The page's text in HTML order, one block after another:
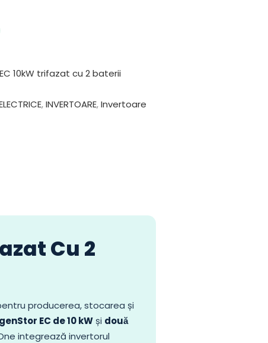
10kW trifazat cu 2 baterii
,INVERTOARE,Invertoare
Cu 2
producerea, stocarea și
EC de 10 kW și două
integrează invertorul